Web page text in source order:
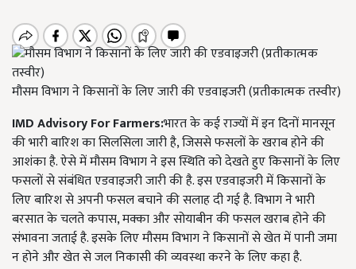
मौसम विभाग ने किसानों के लिए जारी की एडवाइजरी (प्रतीकात्मक तस्वीर)
IMD Advisory For Farmers:भारत के कई राज्यों में इन दिनों मानसून
की भारी बारिश का सिलसिला जारी है, जिससे फसलों के खराब होने की
आशंका है. ऐसे में मौसम विभाग ने इस स्थिति को देखते हुए किसानों के लिए
फसलों से संबंधित एडवाइजरी जारी की है. इस एडवाइजरी में किसानों के
लिए बारिश से अपनी फसल बचाने की सलाह दी गई है. विभाग ने भारी
बरसात के चलते कपास, मक्का और सोयाबीन की फसल खराब होने की
संभावना जताई है. इसके लिए मौसम विभाग ने किसानों से खेत में पानी जमा
न होने और खेत से जल निकासी की व्यवस्था करने के लिए कहा है.